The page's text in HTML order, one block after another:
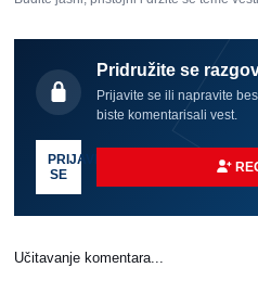
Pridružite se
Prijavite se ili napravite
biste komentarisali vest.
PRIJAVI
SE
Učitavanje komentara...